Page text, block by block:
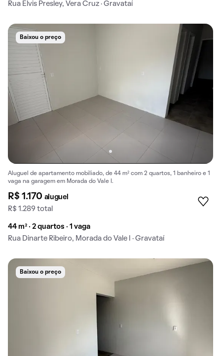
Rua Elvis Presley, Vera Cruz · Gravataí
Baixou o preço
Aluguel de apartamento mobiliado, de 44 m² com 2 quartos, 1 banheiro e 1
vaga na garagem em Morada do Vale I.
R$ 1.170 aluguel
R$ 1.289 total
44 m² · 2 quartos · 1 vaga
Rua Dinarte Ribeiro, Morada do Vale I · Gravataí
Baixou o preço